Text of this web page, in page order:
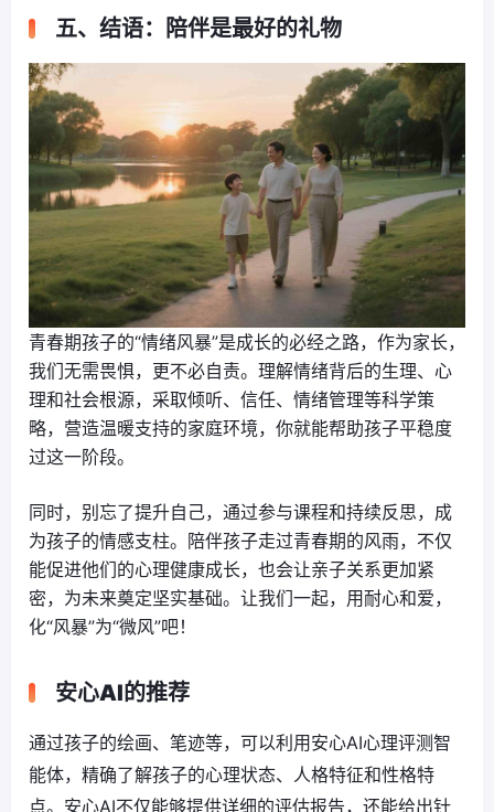
五、结语：陪伴是最好的礼物
青春期孩子的“情绪风暴”是成长的必经之路，作为家长，
我们无需畏惧，更不必自责。理解情绪背后的生理、心
理和社会根源，采取倾听、信任、情绪管理等科学策
略，营造温暖支持的家庭环境，你就能帮助孩子平稳度
过这一阶段。
同时，别忘了提升自己，通过参与课程和持续反思，成
为孩子的情感支柱。陪伴孩子走过青春期的风雨，不仅
能促进他们的心理健康成长，也会让亲子关系更加紧
密，为未来奠定坚实基础。让我们一起，用耐心和爱，
化“风暴”为“微风”吧！
安心AI的推荐
通过孩子的绘画、笔迹等，可以利用安心AI心理评测智
能体，精确了解孩子的心理状态、人格特征和性格特
点。安心AI不仅能够提供详细的评估报告，还能给出针